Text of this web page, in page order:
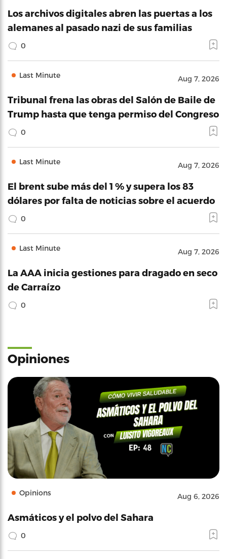
Los archivos digitales abren las puertas a los
alemanes al pasado nazi de sus familias
0
Last Minute Aug 7, 2026
Tribunal frena las obras del Salón de Baile de
Trump hasta que tenga permiso del Congreso
0
Last Minute Aug 7, 2026
El brent sube más del 1 % y supera los 83
dólares por falta de noticias sobre el acuerdo
0
Last Minute Aug 7, 2026
La AAA inicia gestiones para dragado en seco
de Carraízo
0
Opiniones
Opinions Aug 6, 2026
Asmáticos y el polvo del Sahara
0